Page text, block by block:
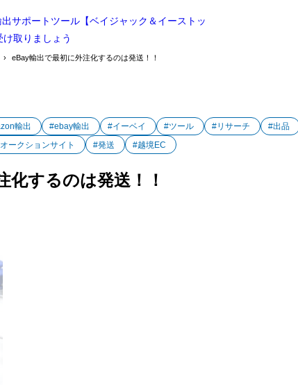
サポートツール【ベイジャック＆イーストッ
取りましょう
eBay輸出で最初に外注化するのは発送！！
輸出 #ebay輸出 #イーベイ #ツール #リサーチ #出品
ークションサイト
#発送 #越境EC
化するのは発送！！